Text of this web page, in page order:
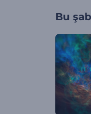
Bu